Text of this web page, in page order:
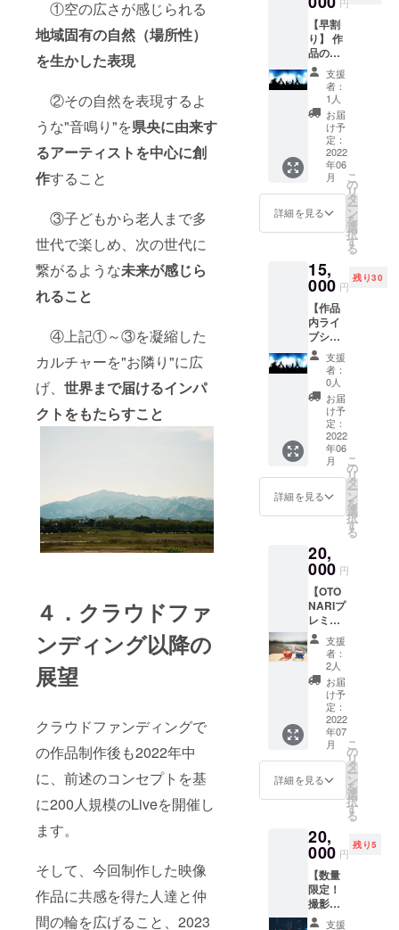
①空の広さが感じられる
地域固有の自然（場所性）
を生かした表現
②その自然を表現するよ
うな"音鳴り"を県央に由来す
るアーティストを中心に創
作すること
③子どもから老人まで多
世代で楽しめ、次の世代に
繋がるような未来が感じら
れること
④上記①～③を凝縮した
カルチャーを"お隣り"に広
げ、 世界まで届けるインパ
クトをもたらすこと
４．クラウドファ
ンディング以降の
展望
クラウドファンディングで
の作品制作後も2022年中
に、前述のコンセプトを基
に200人規模のLiveを開催し
ます。
そして、今回制作した映像
作品に共感を得た人達と仲
間の輪を広げること、2023
ただく
ことが
できま
す
＆
ZINE（
冊子）
・
OTONA
RIの職
人によ
るプレ
ミアム
産品➀ ※
ガラス
職人手
ラス
（厚木
オ）×1
個
作品の
エンド
ロール
にお名
前を記
（大）
※支援
時、必
ず備考
欄に掲
載を希
望され
るお名
前をご
年まで
に開催
する
フェス
のご招
待券（1
名様
分） ※
開催場
所は神
奈川県
央とな
ります
・作品
地巡り
WEBツ
年7月16
日
（土）
午前 ※
場所は
WEB上
にて行
います
（Zoom
ミー
ティン
グ）
・お礼
メール
（デー
タ） ・
オフ
ショッ
ト写真
・2030
年まで
のロー
ドマッ
プ（デ
ザイン
版/デー
タ） ・
カー（2
枚） ・
次回イ
ベント
参加チ
ケット
（2名
分） ※
開催場
所は神
奈川県
海老名
市、厚
木市、
座間市
など県
央地域
開催時
間はあ
てご連
絡いた
します
【早割
り】 作
品の撮
影当日
のライ
ブシー
ンに鑑
賞者と
してエ
キスト
ラ参加
権利 ・
お礼
メール
・オフ
ショッ
（デー
タ） ・
作品の
エンド
ロール
にお名
前を記
（小）
※支援
時、必
ず備考
欄に掲
載を希
望され
るお名
前をご
ライブ
シーン
に鑑賞
者とし
てエキ
ストラ
参加権
利（1名
分）
※2022
年6月4
（土）
実施 ※
会場は
神奈川
県海老
【OTO
NARIと
に】作
品の
WEB試
写会の
支援
者：
1人
お届
け予
定：
2022
年06
月
詳細を見る
こ
の
リ
タ
ー
ン
を
選
択
す
る
15,
000 円
残り30
【作品
内ライ
ブシー
ンのエ
キスト
ラ参加
権利】
作品の
撮影当
日のラ
イブ
シーン
に鑑賞
者とし
てエキ
ストラ
利 ・お
礼メー
ル ・オ
フ
ショッ
ト写真
（デー
タ） ・
作品の
エンド
ロール
にお名
前を記
（小）
※支援
時、必
望され
るお名
前をご
記入く
ださい
・作品
ライブ
支援
者：
0人
お届
け予
定：
2022
年06
月
詳細を見る
こ
の
リ
タ
ー
ン
を
選
択
す
る
20,
000 円
【OTO
NARIプ
レミア
ムおす
そ分け
付き】
ボイス
メッ
セージ
ZINE（
冊子）
をお送
りいた
しま
す。 感
めた
メッ
セージ
と
OTONA
RI
Project
支援
者：
2人
お届
け予
定：
2022
年07
月
詳細を見る
こ
の
リ
タ
ー
ン
を
選
択
す
る
20,
000 円
残り5
【数量
限定！
撮影当
日の打
支援